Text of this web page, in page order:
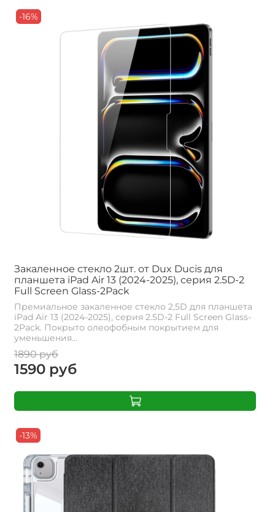
-16%
Закаленное стекло 2шт. от Dux Ducis для
планшета iPad Air 13 (2024-2025), серия 2.5D-2
Full Screen Glass-2Pack
Премиальное закаленное стекло 2,5D для планшета
iPad Air 13 (2024-2025), серия 2.5D-2 Full Screen Glass-
2Pack. Покрыто олеофобным покрытием для
уменьшения...
1890 руб
1590 руб
-13%